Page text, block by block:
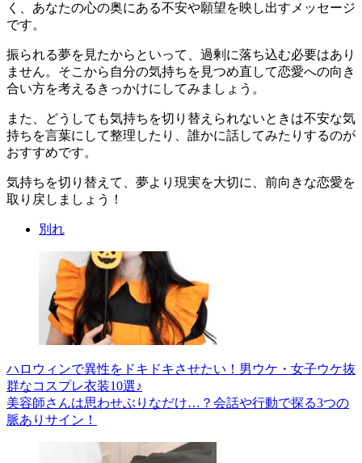
く、あなたの心の奥にある不安や願望を映し出すメッセージ
です。
振られる夢を見たからといって、過剰に落ち込む必要はあり
ません。そこから自分の気持ちを見つめ直して恋愛への向き
合い方を考えるきっかけにしてみましょう。
また、どうしても気持ちを切り替えられないときは不安な気
持ちを言葉にして整理したり、誰かに話してみたりするのが
おすすめです。
気持ちを切り替えて、夢より現実を大切に、前向きな恋愛を
取り戻しましょう！
別れ
ハロウィンで異性をドキドキさせたい！男ウケ・女子ウケ抜
群なコスプレ衣装10選♪
美容師さんは思わせぶりなだけ…？会話や行動で探る3つの
脈ありサイン！